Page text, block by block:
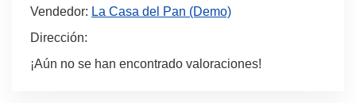
Vendedor: La Casa del Pan (Demo)
Dirección:
¡Aún no se han encontrado valoraciones!